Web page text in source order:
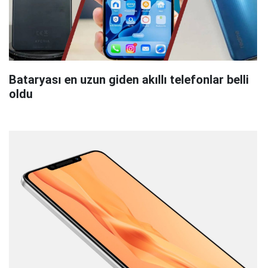
Bataryası en uzun giden akıllı telefonlar belli
oldu